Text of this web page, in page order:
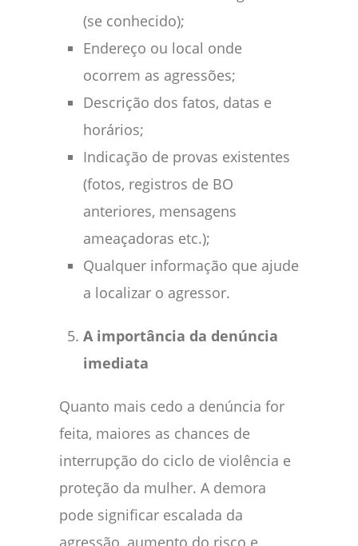
(se conhecido);
Endereço ou local onde
ocorrem as agressões;
Descrição dos fatos, datas e
horários;
Indicação de provas existentes
(fotos, registros de BO
anteriores, mensagens
ameaçadoras etc.);
Qualquer informação que ajude
a localizar o agressor.
A importância da denúncia
imediata
Quanto mais cedo a denúncia for
feita, maiores as chances de
interrupção do ciclo de violência e
proteção da mulher. A demora
pode significar escalada da
agressão, aumento do risco e,